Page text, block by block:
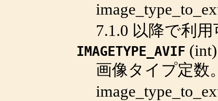
7.1.0 以降で利
IMAGETYPE_AVIF (int)
画像タイプ定数